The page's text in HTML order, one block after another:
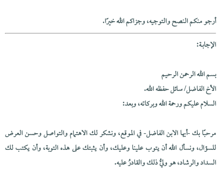
أرجو منكم النصح والتوجيه، وجزاكم الله خيرًا.
الإجابــة:
بسم الله الرحمن الرحيم
الأخ الفاضل/ سائل حفظه الله.
السلام عليكم ورحمة الله وبركاته، وبعد:
مرحبًا بك -أيها الابن الفاضل- في الموقع، ونشكر لك الاهتمام والتواصل وحسن العرض
للسؤال، ونسأل الله أن يتوب علينا وعليك، وأن يثبتك على هذه التوبة، وأن يكتب لك
السداد والرشاد، هو وليُّ ذلك والقادرُ عليه.